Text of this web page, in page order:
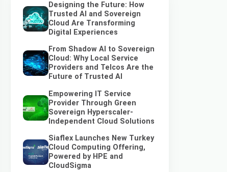
Designing the Future: How
Trusted AI and Sovereign
Cloud Are Transforming
Digital Experiences
From Shadow AI to Sovereign
Cloud: Why Local Service
Providers and Telcos Are the
Future of Trusted AI
Empowering IT Service
Provider Through Green
Sovereign Hyperscaler-
Independent Cloud Solutions
Siaflex Launches New Turkey
Cloud Computing Offering,
Powered by HPE and
CloudSigma